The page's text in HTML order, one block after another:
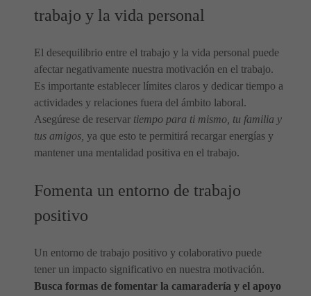
trabajo y la vida personal
El desequilibrio entre el trabajo y la vida personal puede
afectar negativamente nuestra motivación en el trabajo.
Es importante establecer límites claros y dedicar tiempo a
actividades y relaciones fuera del ámbito laboral.
Asegúrese de reservar tiempo para ti mismo, tu familia y
tus amigos, ya que esto te permitirá recargar energías y
mantener una mentalidad positiva en el trabajo.
Fomenta un entorno de trabajo
positivo
Un entorno de trabajo positivo y colaborativo puede
tener un impacto significativo en nuestra motivación.
Busca formas de fomentar la camaradería y el apoyo